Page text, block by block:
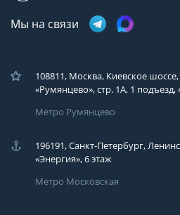
Мы на связи
108811, Москва, Киевское
«Румянцево», стр. 1А, 1 подъезд,
Метро Румянцево
196191, Санкт-Петербург,
«Энергия», 6 этаж
Метро Московская